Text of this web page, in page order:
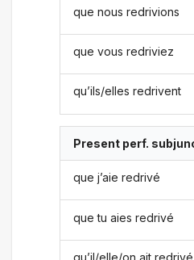
que nous redrivions
que vous redriviez
qu’ils/elles redrivent
Present perf.
que j’aie redrivé
que tu aies redrivé
qu’il/elle/on ait redrivé